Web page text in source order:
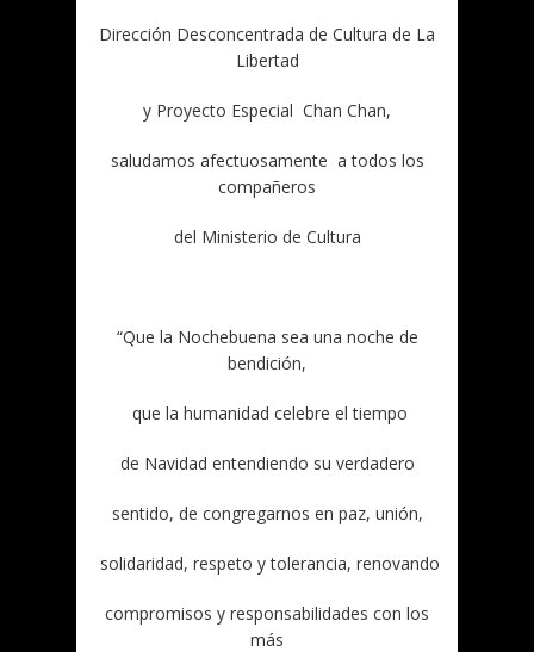
Dirección Desconcentrada de Cultura de La
Libertad
y Proyecto Especial Chan Chan,
saludamos afectuosamente a todos los
compañeros
del Ministerio de Cultura
“Que la Nochebuena sea una noche de
bendición,
que la humanidad celebre el tiempo
de Navidad entendiendo su verdadero
sentido, de congregarnos en paz, unión,
solidaridad, respeto y tolerancia, renovando
compromisos y responsabilidades con los
más